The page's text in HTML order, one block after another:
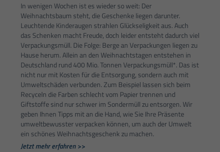
In wenigen Wochen ist es wieder so weit: Der
Weihnachtsbaum steht, die Geschenke liegen darunter.
Leuchtende Kinderaugen strahlen Glückseligkeit aus. Auch
das Schenken macht Freude, doch leider entsteht dadurch viel
Verpackungsmüll. Die Folge: Berge an Verpackungen liegen zu
Hause herum. Allein an den Weihnachtstagen entstehen in
Deutschland rund 400 Mio. Tonnen Verpackungsmüll*. Das ist
nicht nur mit Kosten für die Entsorgung, sondern auch mit
Umweltschäden verbunden. Zum Beispiel lassen sich beim
Recyceln die Farben schlecht vom Papier trennen und
Giftstoffe sind nur schwer im Sondermüll zu entsorgen. Wir
geben Ihnen Tipps mit an die Hand, wie Sie Ihre Präsente
umweltbewusster verpacken können, um auch der Umwelt
ein schönes Weihnachtsgeschenk zu machen.
Jetzt mehr erfahren >>